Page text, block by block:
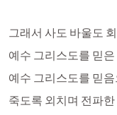
그래서 사도 바울도
예수 그리스도를 믿
예수 그리스도를 믿
죽도록 외치며 전파